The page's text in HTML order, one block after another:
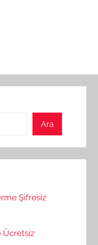
Ara
Şifresiz
Ücretsiz